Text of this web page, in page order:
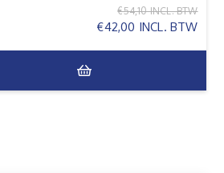
€42,00 INCL. BTW
€54,10 INCL. BTW